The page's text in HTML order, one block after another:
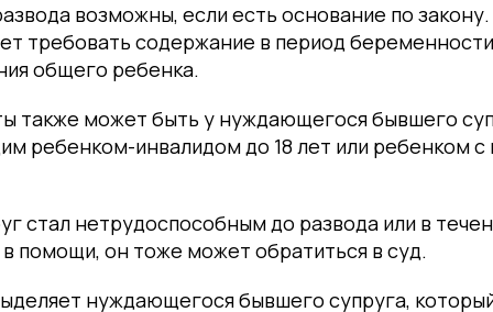
возможны, если есть основание по
требовать содержание в период
общего ребенка.
также может быть у нуждающегося бывшего
ребенком-инвалидом до 18 лет или ребенком
стал нетрудоспособным до развода или в
помощи, он тоже может обратиться в суд.
нуждающегося бывшего супруга,